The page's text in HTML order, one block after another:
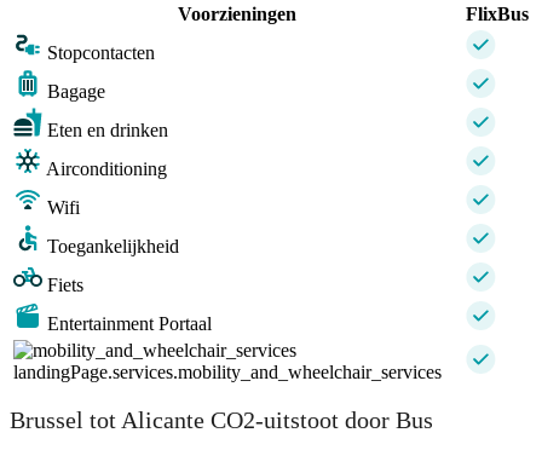
Voorzieningen
FlixBus
Stopcontacten
Bagage
Eten en drinken
Airconditioning
Wifi
Toegankelijkheid
Fiets
Entertainment Portaal
landingPage.services.mobility_and_wheelchair_services
Brussel tot Alicante CO2-uitstoot door Bus